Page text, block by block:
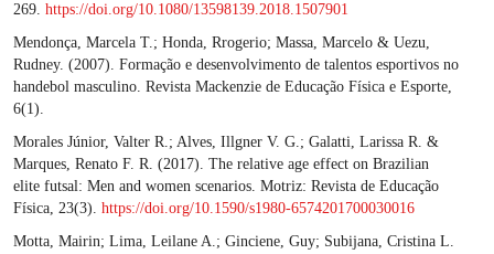
269. https://doi.org/10.1080/13598139.2018.1507901
Mendonça, Marcela T.; Honda, Rrogerio; Massa, Marcelo & Uezu,
Rudney. (2007). Formação e desenvolvimento de talentos esportivos no
handebol masculino. Revista Mackenzie de Educação Física e Esporte,
6(1).
Morales Júnior, Valter R.; Alves, Illgner V. G.; Galatti, Larissa R. &
Marques, Renato F. R. (2017). The relative age effect on Brazilian
elite futsal: Men and women scenarios. Motriz: Revista de Educação
Física, 23(3). https://doi.org/10.1590/s1980-6574201700030016
Motta, Mairin; Lima, Leilane A.; Ginciene, Guy; Subijana, Cristina L.